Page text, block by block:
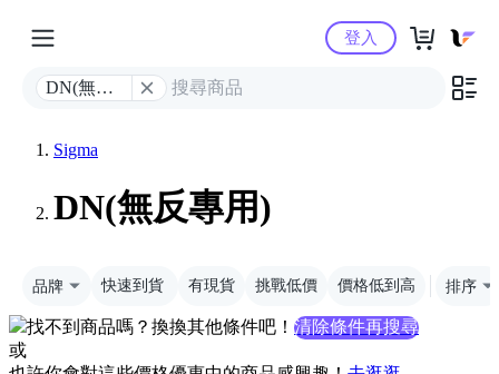
Yahoo購物中心
DN(無反
登入
Sigma
DN(無反專用)
品牌 快速到貨 有現貨 挑戰低價 價格低到高 排序
找不到商品嗎？換換其他條件吧！ 清除條件再搜尋
或